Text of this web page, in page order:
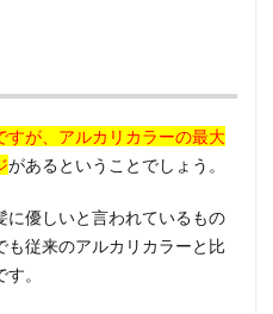
すが、アルカリカラーの最大
があるということでしょう。
に優しいと言われているもの
も従来のアルカリカラーと比
。